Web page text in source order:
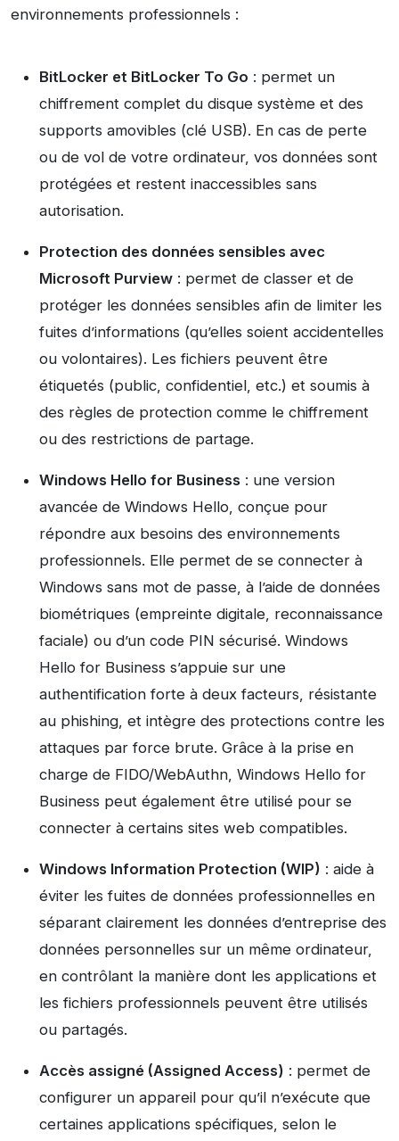
environnements professionnels :
BitLocker et BitLocker To Go : permet un
chiffrement complet du disque système et des
supports amovibles (clé USB). En cas de perte
ou de vol de votre ordinateur, vos données sont
protégées et restent inaccessibles sans
autorisation.
Protection des données sensibles avec
Microsoft Purview : permet de classer et de
protéger les données sensibles afin de limiter les
fuites d’informations (qu’elles soient accidentelles
ou volontaires). Les fichiers peuvent être
étiquetés (public, confidentiel, etc.) et soumis à
des règles de protection comme le chiffrement
ou des restrictions de partage.
Windows Hello for Business : une version
avancée de Windows Hello, conçue pour
répondre aux besoins des environnements
professionnels. Elle permet de se connecter à
Windows sans mot de passe, à l’aide de données
biométriques (empreinte digitale, reconnaissance
faciale) ou d’un code PIN sécurisé. Windows
Hello for Business s’appuie sur une
authentification forte à deux facteurs, résistante
au phishing, et intègre des protections contre les
attaques par force brute. Grâce à la prise en
charge de FIDO/WebAuthn, Windows Hello for
Business peut également être utilisé pour se
connecter à certains sites web compatibles.
Windows Information Protection (WIP) : aide à
éviter les fuites de données professionnelles en
séparant clairement les données d’entreprise des
données personnelles sur un même ordinateur,
en contrôlant la manière dont les applications et
les fichiers professionnels peuvent être utilisés
ou partagés.
Accès assigné (Assigned Access) : permet de
configurer un appareil pour qu’il n’exécute que
certaines applications spécifiques, selon le